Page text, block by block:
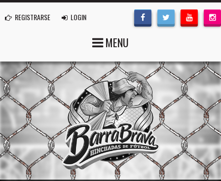
REGISTRARSE LOGIN
MENU